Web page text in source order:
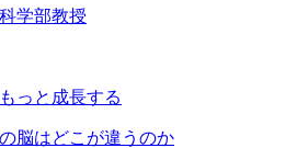
学部教授
もっと成長する
脳はどこが違うのか